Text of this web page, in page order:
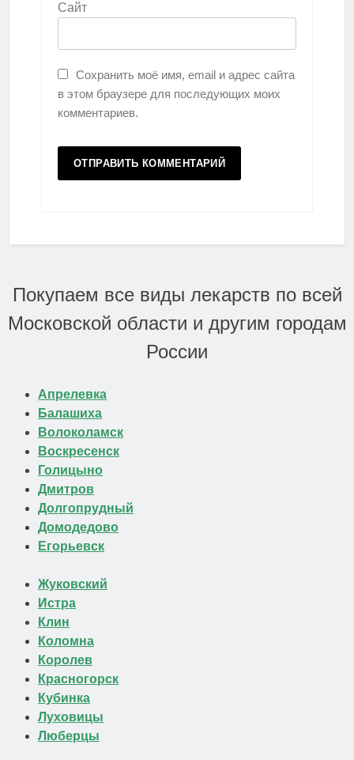
Сайт
Сохранить моё имя, email и адрес сайта
в этом браузере для последующих моих
комментариев.
Покупаем все виды лекарств по всей
Московской области и другим городам
России
Апрелевка
Балашиха
Волоколамск
Воскресенск
Голицыно
Дмитров
Долгопрудный
Домодедово
Егорьевск
Жуковский
Истра
Клин
Коломна
Королев
Красногорск
Кубинка
Луховицы
Люберцы